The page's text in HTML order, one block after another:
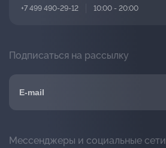
+7 499 490-29-12 10:00 - 20:00
Подписаться на рассылку
Мессенджеры и социальные сети